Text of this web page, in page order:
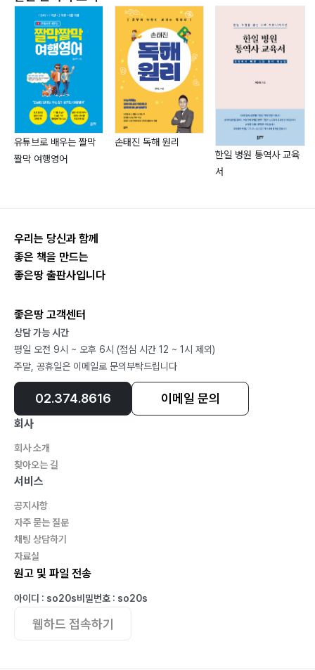
Unit 2 장소………… 123
Unit 3 그 외 전치사………… 126
Unit 4 형용사구와 부사구………… 128
8과 감탄사
Unit 1 일반 감탄사(interjection)………… 134
Unit 2 What 감탄문………… 136
Unit 3 How 감탄문………… 138
1과 주어(문장에서 주어 역할을 하는 것)………… 144
2과 동사………… 150
3과 목적어(기본은 3형식의 주동목)………… 176
5과 수식어(Modifier)………… 192
6과 접속사………… 196
유튜브로 배우는 짤막
짤막 여행영어
손태진 독해 원리
한일 병원 통역사 교육
서
우리는 당신과 함께
좋은 책을 만드는
좋은땅 출판사입니다
좋은땅 고객센터
상담 가능 시간
평일 오전 9시 ~ 오후 6시 (점심 시간 12 ~ 1시 제외)
주말, 공휴일은 이메일로 문의부탁드립니다
02.374.8616 이메일 문의
회사
회사 소개
찾아오는 길
서비스
공지사항
자주 묻는 질문
채팅 상담하기
자료실
원고 및 파일 전송
아이디 : so20s비밀번호 : so20s
웹하드 접속하기